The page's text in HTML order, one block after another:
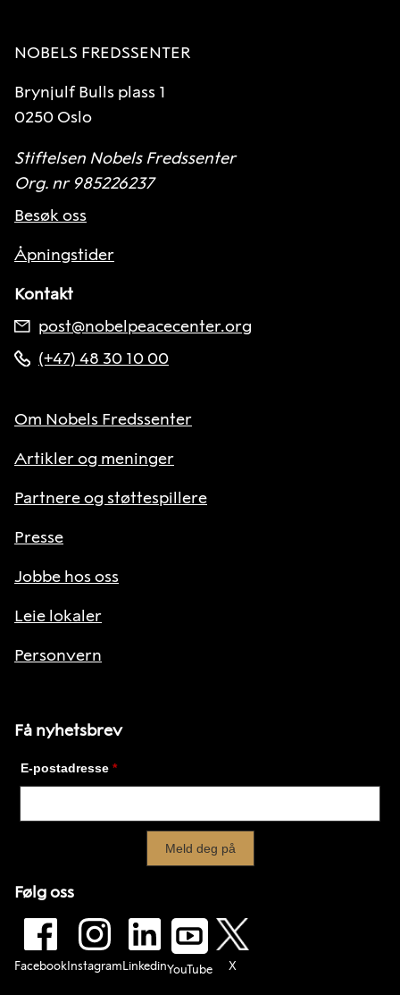
NOBELS FREDSSENTER
Brynjulf Bulls plass 1
0250 Oslo
Stiftelsen Nobels Fredssenter
Org. nr 985226237
Besøk oss
Åpningstider
Kontakt
post@nobelpeacecenter.org
(+47) 48 30 10 00
Om Nobels Fredssenter
Artikler og meninger
Partnere og støttespillere
Presse
Jobbe hos oss
Leie lokaler
Personvern
Få nyhetsbrev
Følg oss
Facebook Instagram LinkedinYouTube X